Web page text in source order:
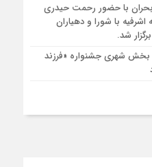
مطهر آقای شهید ایران – مشهد
ایران – مشهد
میدان ثورهالعشرین نجف
با حضور رحمت حیدری
اشرفیه با شورا و دهیاران
شد.
بخش شهری جشنواره «فرزند